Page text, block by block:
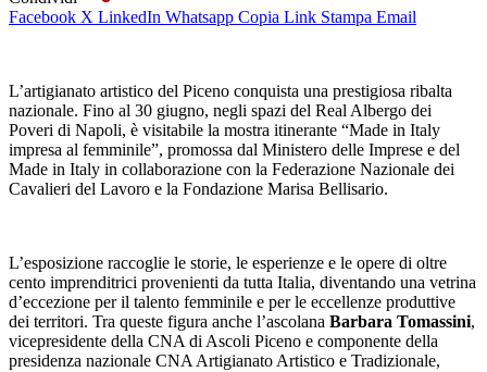
Facebook X LinkedIn Whatsapp Copia Link Stampa Email
L’artigianato artistico del Piceno conquista una prestigiosa ribalta
nazionale. Fino al 30 giugno, negli spazi del Real Albergo dei
Poveri di Napoli, è visitabile la mostra itinerante “Made in Italy
impresa al femminile”, promossa dal Ministero delle Imprese e del
Made in Italy in collaborazione con la Federazione Nazionale dei
Cavalieri del Lavoro e la Fondazione Marisa Bellisario.
L’esposizione raccoglie le storie, le esperienze e le opere di oltre
cento imprenditrici provenienti da tutta Italia, diventando una vetrina
d’eccezione per il talento femminile e per le eccellenze produttive
dei territori. Tra queste figura anche l’ascolana Barbara Tomassini,
vicepresidente della CNA di Ascoli Piceno e componente della
presidenza nazionale CNA Artigianato Artistico e Tradizionale,